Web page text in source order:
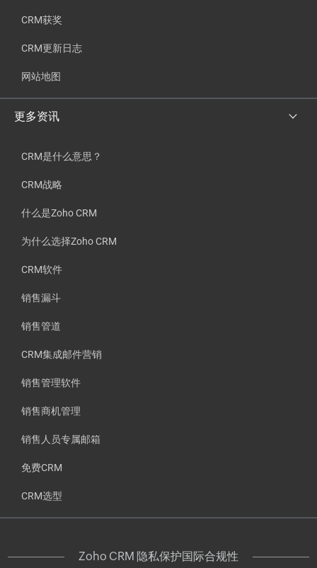
CRM获奖
CRM更新日志
网站地图
更多资讯
CRM是什么意思？
CRM战略
什么是Zoho CRM
为什么选择Zoho CRM
CRM软件
销售漏斗
销售管道
CRM集成邮件营销
销售管理软件
销售商机管理
销售人员专属邮箱
免费CRM
CRM选型
Zoho CRM 隐私保护国际合规性